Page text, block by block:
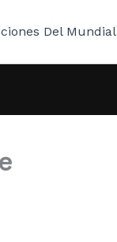
Del Mundial